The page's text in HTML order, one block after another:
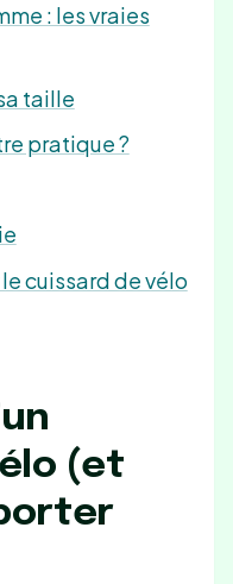
: les vraies
taille
pratique ?
cuissard de vélo
(et